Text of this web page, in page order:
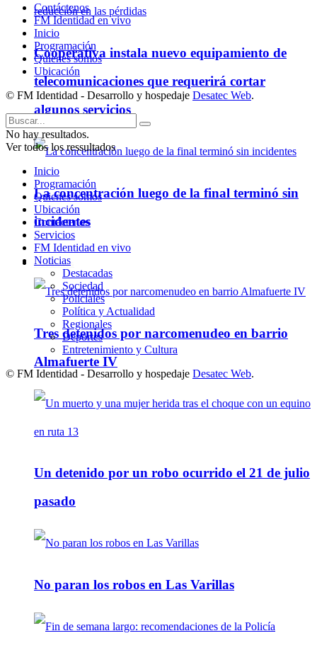
Cooperativa instala nuevo equipamiento de
telecomunicaciones que requerirá cortar
algunos servicios
La concentración luego de la final terminó sin
incidentes
Policiales
Tres detenidos por narcomenudeo en barrio
Almafuerte IV
Un detenido por un robo ocurrido el 21 de julio
pasado
No paran los robos en Las Varillas
Contáctenos
FM Identidad en vivo
Inicio
Programación
Quienes somos
Ubicación
© FM Identidad - Desarrollo y hospedaje Desatec Web.
No hay resultados.
Ver todos los ressultados
Inicio
Programación
Quienes somos
Ubicación
Contáctenos
Servicios
FM Identidad en vivo
Noticias
Destacadas
Sociedad
Policiales
Política y Actualidad
Regionales
Deportes
Entretenimiento y Cultura
© FM Identidad - Desarrollo y hospedaje Desatec Web.